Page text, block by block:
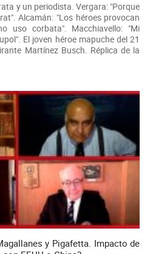
y un periodista. Vergara: "Porque
Alcamán: "Los héroes provocan
uso corbata". Macchiavello: "Mi
El joven héroe mapuche del 21
Martínez Busch. Réplica de la
y Pigafetta. Impacto de